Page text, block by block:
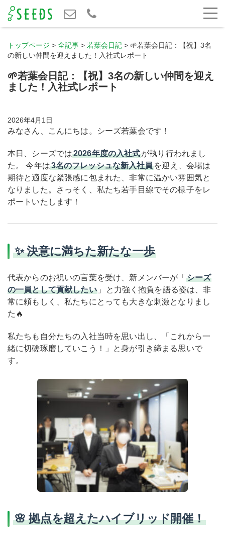
トップページ > 全記事 > 若葉会日記 > 🌱若葉会日記：【祝】3名
の新しい仲間を迎えました！入社式レポート
🌱若葉会日記：【祝】3名の新しい仲間を迎え
ました！入社式レポート
2026年4月1日
みなさん、こんにちは。シーズ若葉会です！
本日、シーズでは2026年度の入社式が執り行われまし
た。 今年は3名のフレッシュな新入社員を迎え、会場は
期待と適度な緊張感に包まれた、非常に温かい雰囲気と
なりました。さっそく、私たち若手目線でその様子をレ
ポートいたします！
✨ 決意に満ちた新たな一歩
代表からのお祝いの言葉を受け、新メンバーが「 シーズ
の一員として貢献したい 」と力強く抱負を語る姿は、非
常に頼もしく、私たちにとっても大きな刺激となりまし
た🔥
私たちも自分たちの入社当時を思い出し、「これから一
緒に切磋琢磨していこう！」と身が引き締まる思いで
す。
🌸 拠点を超えたハイブリッド開催！